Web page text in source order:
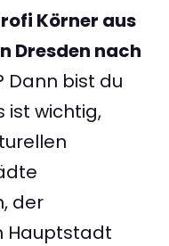
Körner aus
Dresden nach
Dann bist du
ist wichtig,
der
Hauptstadt